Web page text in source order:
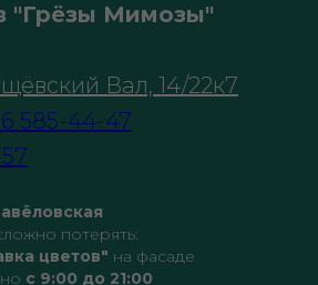
"Грёзы Мимозы"
Вал, 14/22к7
585-44-47
потерять:
цветов" на фасаде
с 9:00 до 21:00